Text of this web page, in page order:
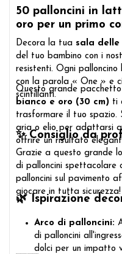
50 palloncini in
oro per un primo
Decora la tua sala delle
del tuo bambino con i
resistenti. Ogni
con la parola « One » e
scintillanti.
Questo grande
bianco e oro (30 cm) ti
trasformare il tuo spazio.
aria o elio per adattarsi
offrire un risultato
✨ Consiglio da
Grazie a questo grande
di palloncini spettacolare
palloncini sul pavimento
giocare in tutta sicurezza!
🌿 Ispirazione
Arco di palloncini:
di palloncini
dolci per un impatto